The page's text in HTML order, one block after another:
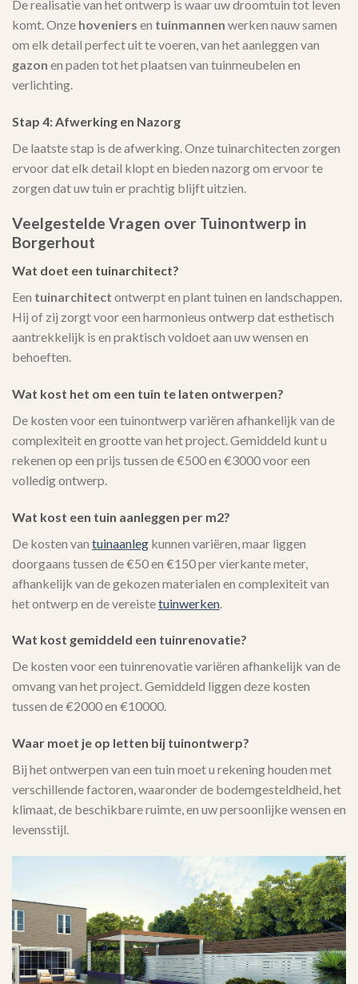
De realisatie van het ontwerp is waar uw droomtuin tot leven
komt. Onze hoveniers en tuinmannen werken nauw samen
om elk detail perfect uit te voeren, van het aanleggen van
gazon en paden tot het plaatsen van tuinmeubelen en
verlichting.
Stap 4: Afwerking en Nazorg
De laatste stap is de afwerking. Onze tuinarchitecten zorgen
ervoor dat elk detail klopt en bieden nazorg om ervoor te
zorgen dat uw tuin er prachtig blijft uitzien.
Veelgestelde Vragen over Tuinontwerp in
Borgerhout
Wat doet een tuinarchitect?
Een tuinarchitect ontwerpt en plant tuinen en landschappen.
Hij of zij zorgt voor een harmonieus ontwerp dat esthetisch
aantrekkelijk is en praktisch voldoet aan uw wensen en
behoeften.
Wat kost het om een tuin te laten ontwerpen?
De kosten voor een tuinontwerp variëren afhankelijk van de
complexiteit en grootte van het project. Gemiddeld kunt u
rekenen op een prijs tussen de €500 en €3000 voor een
volledig ontwerp.
Wat kost een tuin aanleggen per m2?
De kosten van tuinaanleg kunnen variëren, maar liggen
doorgaans tussen de €50 en €150 per vierkante meter,
afhankelijk van de gekozen materialen en complexiteit van
het ontwerp en de vereistetuinwerken
Wat kost gemiddeld een tuinrenovatie?
De kosten voor een tuinrenovatie variëren afhankelijk van de
omvang van het project. Gemiddeld liggen deze kosten
tussen de €2000 en €10000.
Waar moet je op letten bij tuinontwerp?
Bij het ontwerpen van een tuin moet u rekening houden met
verschillende factoren, waaronder de bodemgesteldheid, het
klimaat, de beschikbare ruimte, en uw persoonlijke wensen en
levensstijl.